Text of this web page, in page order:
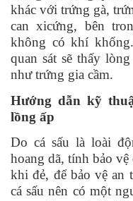
khác với trứng gà,
can xicứng, bên
không có khí
quan sát sẽ thấy
như trứng gia cầm.
Hướng dẫn kỹ
lồng ấp
Do cá sấu là loài
hoang dã, tính bảo vệ
khi đẻ, để bảo vệ an
cá sấu nên có một